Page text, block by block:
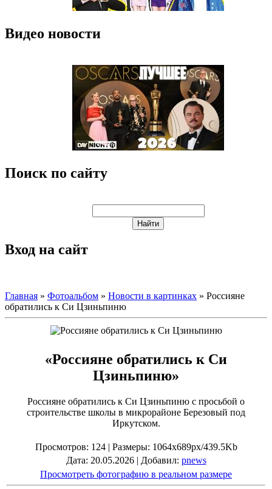
Видео новости
Поиск по сайту
Вход на сайт
Главная » Фотоальбом » Новости в картинках » Россияне
обратились к Си Цзиньпиню
«Россияне обратились к Си
Цзиньпиню»
Россияне обратились к Си Цзиньпиню с просьбой о
строительстве школы в микрорайоне Березовый под
Иркутском.
Просмотров: 124 | Размеры: 1064x689px/439.5Kb
Дата: 20.05.2026 | Добавил: pnews
Просмотреть фотографию в реальном размере